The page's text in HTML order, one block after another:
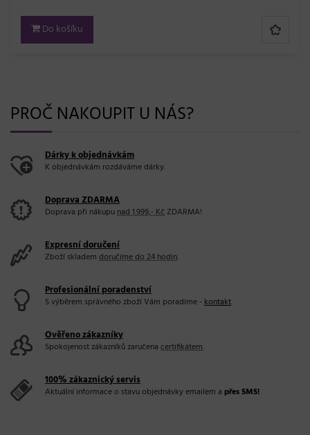
Do košíku
PROČ NAKOUPIT U NÁS?
Dárky k objednávkám
K objednávkám rozdáváme dárky.
Doprava ZDARMA
Doprava při nákupunad 1.999,- KčZDARMA!
Expresní doručení
Zboží skladem doručíme do 24 hodin.
Profesionální poradenství
S výběrem správného zboží Vám poradíme -kontakt.
Ověřeno zákazníky
Spokojenost zákazníků zaručena certifikátem.
100% zákaznický servis
Aktuální informace o stavu objednávky emailem a přes SMS!